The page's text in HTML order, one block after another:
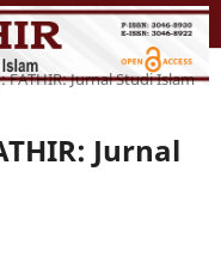
FATHIR: Jurnal Studi Islam
Jurnal